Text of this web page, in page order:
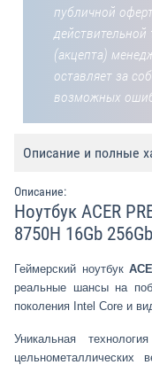
публичной
(акцепта)
оставляет за
возможных
Описание и полные
Описание:
Ноутбук ACER
8750H 16Gb
Геймерский ноутбук
реальные шансы на
поколения Intel Core и
Уникальная
цельнометаллических